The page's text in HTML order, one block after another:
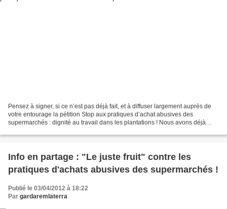
Pensez à signer, si ce n’est pas déjà fait, et à diffuser largement auprès de
votre entourage la pétition Stop aux pratiques d’achat abusives des
supermarchés : dignité au travail dans les plantations ! Nous avons déjà
Info en partage : "Le juste fruit" contre les
pratiques d'achats abusives des supermarchés !
Publié le 03/04/2012 à 18:22
Par gardaremlaterra